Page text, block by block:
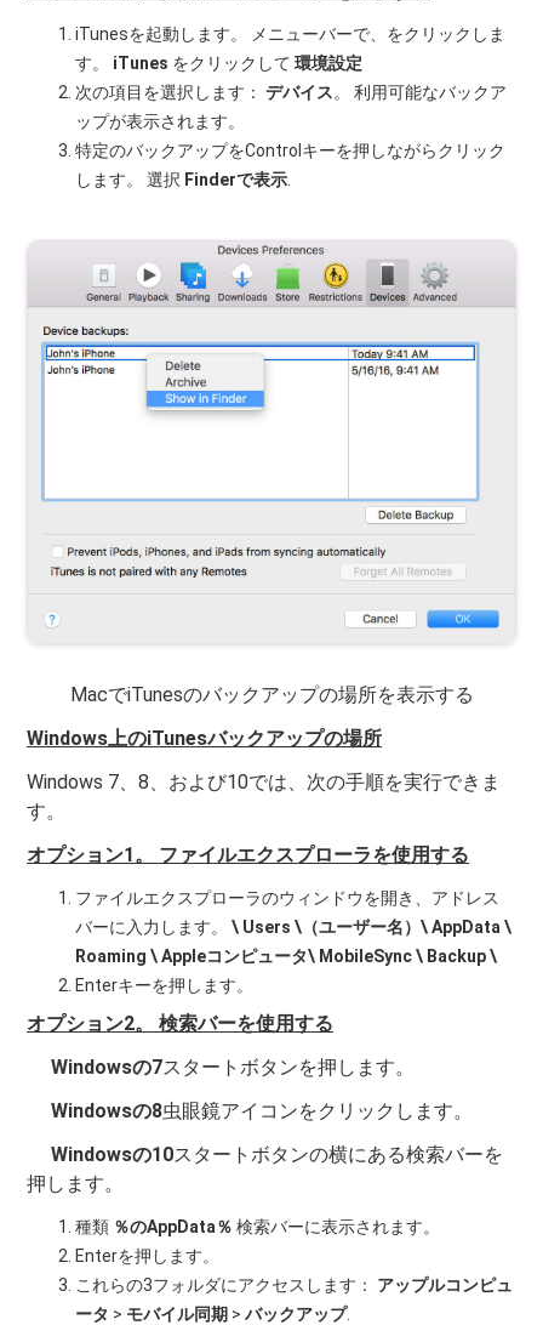
iTunesを起動します。 メニューバーで、をクリックしま
す。 iTunes をクリックして環境設定
次の項目を選択します：デバイス。 利用可能なバックア
ップが表示されます。
特定のバックアップをControlキーを押しながらクリック
します。 選択 Finderで表示.
MacでiTunesのバックアップの場所を表示する
Windows上のiTunesバックアップの場所
Windows 7、8、および10では、次の手順を実行できま
す。
オプション1。 ファイルエクスプローラを使用する
ファイルエクスプローラのウィンドウを開き、アドレス
バーに入力します。\ Users \（ユーザー名）\ AppData \
Roaming \ Appleコンピュータ\ MobileSync \ Backup \
Enterキーを押します。
オプション2。 検索バーを使用する
Windowsの7スタートボタンを押します。
Windowsの8虫眼鏡アイコンをクリックします。
Windowsの10スタートボタンの横にある検索バーを
押します。
種類 ％のAppData％ 検索バーに表示されます。
Enterを押します。
これらの3フォルダにアクセスします： アップルコンピュ
ータ > モバイル同期 >バックアップ.